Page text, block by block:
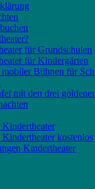
für Grundschulen
für Kindergärten
Bühnen für
mit den drei
Kindertheater kostenlos
Kindertheater